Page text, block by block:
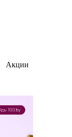
Акции